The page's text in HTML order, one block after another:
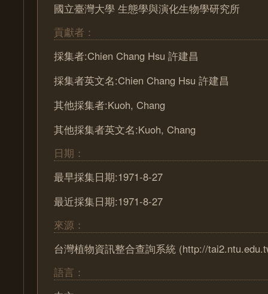
國立臺灣大學 生態學與演化生物學研究所
貢獻者：
採集者:Chien Chang Hsu 許建昌
採集者英文名:Chien Chang Hsu 許建昌
其他採集者:Kuoh, Chang
其他採集者英文名:Kuoh, Chang
日期：
最早採集日期:1971-8-27
最近採集日期:1971-8-27
來源：
台灣植物資訊整合查詢系統 (http://
語言：